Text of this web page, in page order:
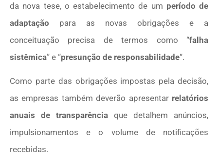
da nova tese, o estabelecimento de um período de
adaptação para as novas obrigações e a
conceituação precisa de termos como “falha
sistêmica” e “presunção de responsabilidade“.
Como parte das obrigações impostas pela decisão,
as empresas também deverão apresentar relatórios
anuais de transparência que detalhem anúncios,
impulsionamentos e o volume de notificações
recebidas.